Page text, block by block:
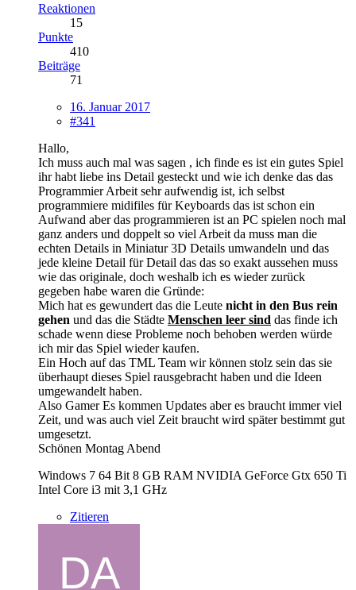
Reaktionen
15
Punkte
410
Beiträge
71
16. Januar 2017
#341
Hallo,
Ich muss auch mal was sagen , ich finde es ist ein gutes Spiel
ihr habt liebe ins Detail gesteckt und wie ich denke das das
Programmier Arbeit sehr aufwendig ist, ich selbst
programmiere midifiles für Keyboards das ist schon ein
Aufwand aber das programmieren ist an PC spielen noch mal
ganz anders und doppelt so viel Arbeit da muss man die
echten Details in Miniatur 3D Details umwandeln und das
jede kleine Detail für Detail das das so exakt aussehen muss
wie das originale, doch weshalb ich es wieder zurück
gegeben habe waren die Gründe:
Mich hat es gewundert das die Leute nicht in den Bus rein
gehen und das die Städte Menschen leer sind das finde ich
schade wenn diese Probleme noch behoben werden würde
ich mir das Spiel wieder kaufen.
Ein Hoch auf das TML Team wir können stolz sein das sie
überhaupt dieses Spiel rausgebracht haben und die Ideen
umgewandelt haben.
Also Gamer Es kommen Updates aber es braucht immer viel
Zeit, und was auch viel Zeit braucht wird später bestimmt gut
umgesetzt.
Schönen Montag Abend
Windows 7 64 Bit 8 GB RAM NVIDIA GeForce Gtx 650 Ti
Intel Core i3 mit 3,1 GHz
Zitieren